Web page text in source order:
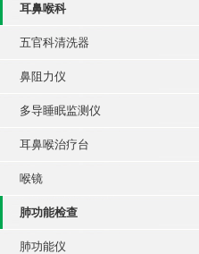
耳鼻喉科
五官科清洗器
鼻阻力仪
多导睡眠监测仪
耳鼻喉治疗台
喉镜
肺功能检查
肺功能仪